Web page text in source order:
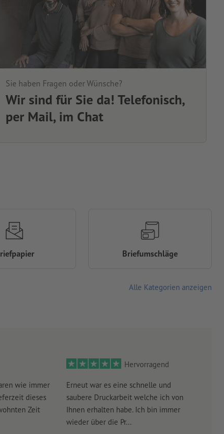
Sie haben Fragen oder Wünsche?
Wir sind für Sie da! Telefonisch,
per Mail, im Chat
wie immer
dieses
Zeit
Hervorragend
Erneut war es eine schnelle und
saubere Druckarbeit welche ich von
Ihnen erhalten habe. Ich bin immer
wieder über die Pr...
Briefumschläge
Alle Kategorien anzeigen